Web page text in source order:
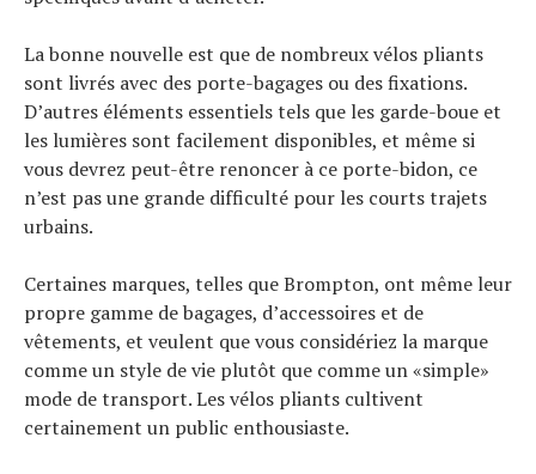
La bonne nouvelle est que de nombreux vélos pliants
sont livrés avec des porte-bagages ou des fixations.
D’autres éléments essentiels tels que les garde-boue et
les lumières sont facilement disponibles, et même si
vous devrez peut-être renoncer à ce porte-bidon, ce
n’est pas une grande difficulté pour les courts trajets
urbains.
Certaines marques, telles que Brompton, ont même leur
propre gamme de bagages, d’accessoires et de
vêtements, et veulent que vous considériez la marque
comme un style de vie plutôt que comme un «simple»
mode de transport. Les vélos pliants cultivent
certainement un public enthousiaste.